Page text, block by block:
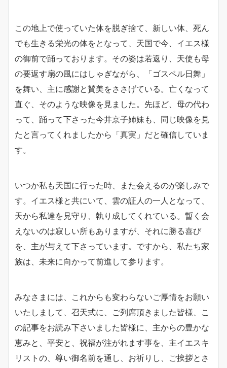
この地上で使っていた体を脱ぎ捨て、新しい体、死ん
でも生きる栄光の体をとなって、天国で今、イエス様
の御前で踊っております。その姿は若返り、天使も母
の要返す扇の風にはしゃぎながら、「ゴスペル日舞」
を舞い、主に感謝と賛美をささげている。亡くなって
直ぐ、そのような映像を見ました。先ほど、母の代わ
って、踊って下さった今井京子姉妹も、同じ映像を見
たと言ってくれましたから「真実」だと確信していま
す。
いつか私も天国に行った時、また会えるのが楽しみで
す。イエス様と共にいて、雲の証人の一人となって、
天から私達を見守り、執り成してくれている。暫く会
えないのは寂しい所もありますが、それに勝る喜び
を、主が与えて下さっています。ですから、私たち家
族は、未来に向かって前進して参ります。
みなさまには、これからも変わらないご厚情をお願い
いたしまして、召天式に、ご列席頂きました皆様、こ
の記事をお読み下さいました皆様に、主からの豊かな
恵みと、平安と、祝福が注がれます事を、主イエスキ
リストの、尊い御名前を通し、お祈りし、ご挨拶とさ